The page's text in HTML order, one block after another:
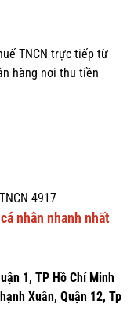
TNCN trực tiếp từ
hàng nơi thu tiền
4917
nhân nhanh nhất
1, TP Hồ Chí Minh
Xuân, Quận 12, Tp